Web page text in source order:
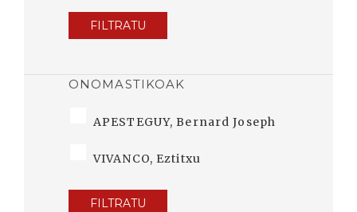
FILTRATU
ONOMASTIKOAK
APESTEGUY, Bernard Joseph
VIVANCO, Eztitxu
FILTRATU